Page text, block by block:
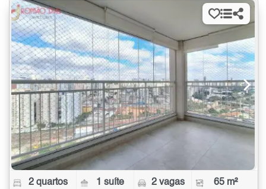
2 quartos 1 suíte 2 vagas 65 m²